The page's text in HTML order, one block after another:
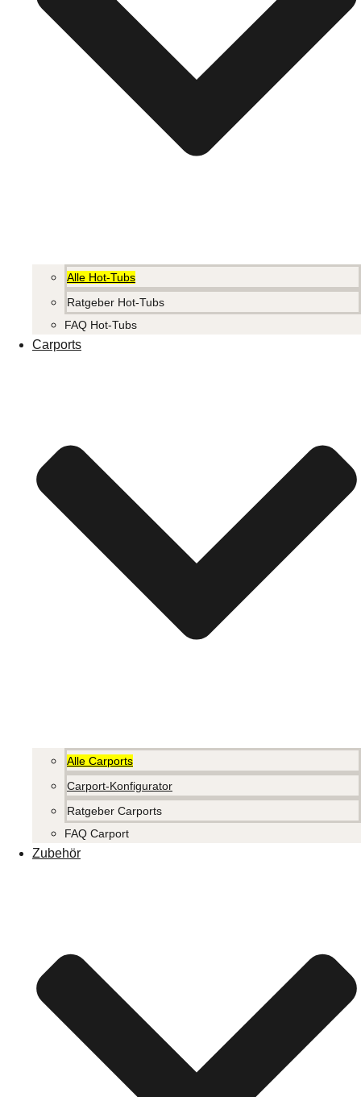
Alle Hot-Tubs
Ratgeber Hot-Tubs
FAQ Hot-Tubs
Carports
Alle Carports
Carport-Konfigurator
Ratgeber Carports
FAQ Carport
Zubehör